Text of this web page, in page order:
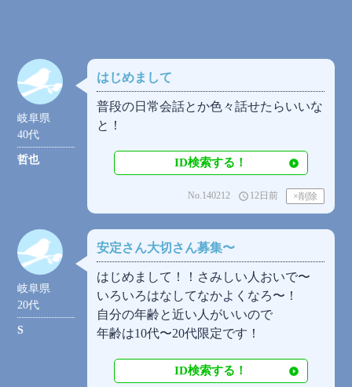
岐阜県
40代
哲也
はじめまして
普段の日常会話とか色々話せたらいいな
と！
ID検索する！
access_time 12日前
No.140212
岐阜県
20代
S
安定さん大切さん募集〜
はじめまして！！さみしい人おいで〜
いろいろはなしてなかよくなろ〜！
自分の年齢と近い人がいいので
年齢は10代〜20代限定です！
ID検索する！